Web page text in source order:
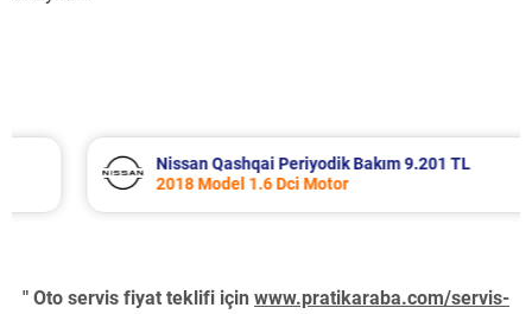
Nissan Qashqai Periyodik Bakım 9.201 TL
2018 Model 1.6 Dci Motor
" Oto servis fiyat teklifi için www.pratikaraba.com/servis-